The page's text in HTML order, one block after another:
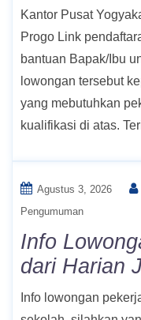
Kantor Pusat
Progo Link
bantuan Bapak/Ibu
lowongan tersebut
yang mebutuhkan
kualifikasi di atas.
Agustus 3, 2026
Pengumuman
Info
dari Harian
Info lowongan